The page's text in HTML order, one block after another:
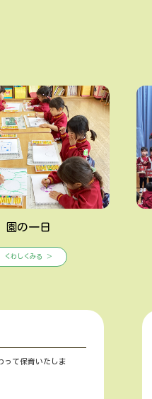
園の一日
くわしくみる ＞
って保育いたしま